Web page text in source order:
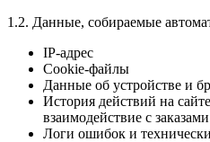
1.2. Данные, собираемые
IP-адрес
Cookie-файлы
Данные об устройстве и
История действий на
взаимодействие с заказами
Логи ошибок и